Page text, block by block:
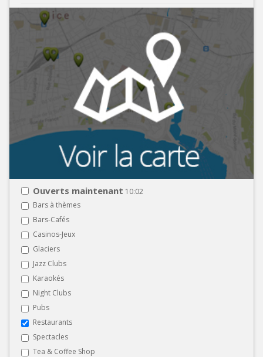
Ouverts maintenant 10:02
Bars à thèmes
Bars-Cafés
Casinos-Jeux
Glaciers
Jazz Clubs
Karaokés
Night Clubs
Pubs
Restaurants
Spectacles
Tea & Coffee Shop